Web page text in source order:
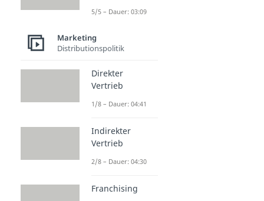
5/5 – Dauer: 03:09
Marketing
Distributionspolitik
Direkter
Vertrieb
1/8 – Dauer: 04:41
Indirekter
Vertrieb
2/8 – Dauer: 04:30
Franchising